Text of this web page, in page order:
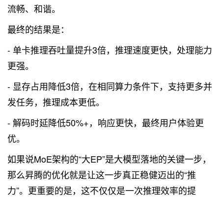
流畅、和谐。
最终的结果是：
- 单卡推理吞吐量提升3倍，推理速度更快，处理能力
更强。
- 显存占用降低3倍，在相同算力条件下，支持更多并
发任务，推理成本更低。
- 解码时延降低50%+，响应更快，最终用户体验更
优。
如果说MoE架构的“大EP”是大模型落地的关键一步，
那么昇腾的优化就是让这一步真正稳健迈出的“推
力”。更重要的是，这不仅仅是一次推理效率的提